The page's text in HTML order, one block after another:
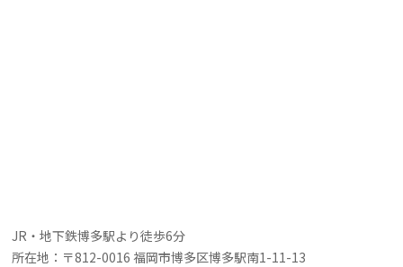
JR・地下鉄博多駅より徒歩6分
所在地：〒812-0016 福岡市博多区博多駅南1-11-13